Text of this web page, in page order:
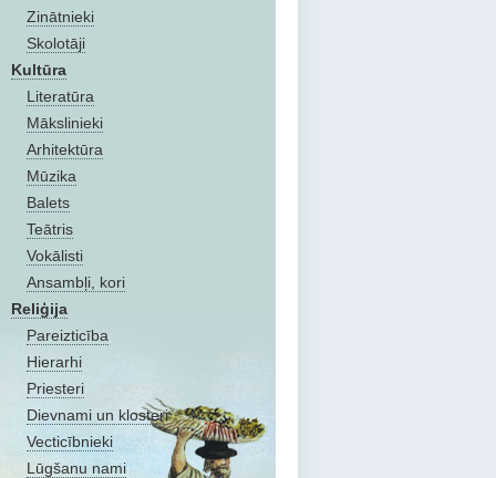
Zinātnieki
Skolotāji
Kultūra
Literatūra
Mākslinieki
Arhitektūra
Mūzika
Balets
Teātris
Vokālisti
Ansambļi, kori
Reliģija
Pareizticība
Hierarhi
Priesteri
Dievnami un klosteri
Vecticībnieki
Lūgšanu nami